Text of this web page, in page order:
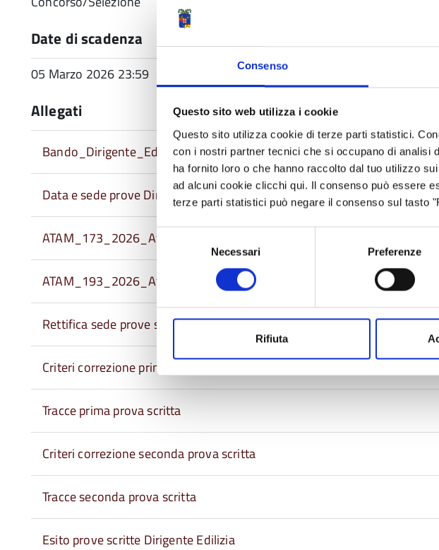
Consenso
Questo sito web utilizza i cookie
Questo sito utilizza cookie di terze parti statistici.
con i nostri partner tecnici che si occupano di analisi
ha fornito loro o che hanno raccolto dal tuo utilizzo
ad alcuni cookie clicchi qui. Il consenso può essere
terze parti statistici può negare il consenso sul tasto
Selezione
Necessari Preferenze
Rifiuta
Date di scadenza
05 Marzo 2026 23:59
Allegati
Bando_Dirigente_Edilizia
Data e sede prove Dir. Edilizia
ATAM_173_2026_Atto ammissione candidati
ATAM_193_2026_Atto nomina commissione
Rettifica sede prove scritte Dir. Edilizia
Criteri correzione prima prova scritta
Tracce prima prova scritta
Criteri correzione seconda prova scritta
Tracce seconda prova scritta
Esito prove scritte Dirigente Edilizia